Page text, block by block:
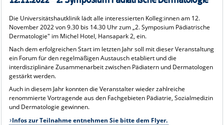
Die Universitätshautklinik lädt alle interessierten Kolleg:innen am 12.
November 2022 von 9.30 bis 14.30 Uhr zum „2. Symposium Pädiatrische
Dermatologie" im Michel Hotel, Hansapark 2, ein.
Nach dem erfolgreichen Start im letzten Jahr soll mit dieser Veranstaltung
ein Forum für den regelmäßigen Austausch etabliert und die
interdisziplinäre Zusammenarbeit zwischen Pädiatern und Dermatologen
gestärkt werden.
Auch in diesem Jahr konnten die Veranstalter wieder zahlreiche
renommierte Vortragende aus den Fachgebieten Pädiatrie, Sozialmedizin
und Dermatologie gewinnen.
Infos zur Teilnahme entnehmen Sie bitte dem Flyer.